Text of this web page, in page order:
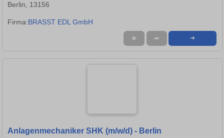
Berlin, 13156
Firma:BRASST EDL GmbH
★ ➦ ➜
Anlagenmechaniker SHK (m/w/d) - Berlin